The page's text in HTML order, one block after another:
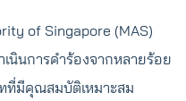
of Singapore (MAS)
นินการคำร้องจากหลายร้อย
ที่มีคุณสมบัติเหมาะสม